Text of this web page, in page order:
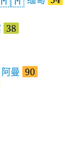
38
阿曼 90